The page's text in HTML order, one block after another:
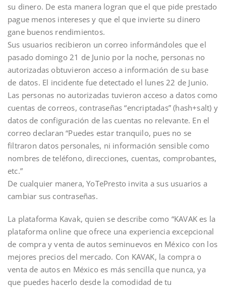
su dinero. De esta manera logran que el que pide prestado
pague menos intereses y que el que invierte su dinero
gane buenos rendimientos.
Sus usuarios recibieron un correo informándoles que el
pasado domingo 21 de Junio por la noche, personas no
autorizadas obtuvieron acceso a información de su base
de datos. El incidente fue detectado el lunes 22 de Junio.
Las personas no autorizadas tuvieron acceso a datos como
cuentas de correos, contraseñas “encriptadas” (hash+salt) y
datos de configuración de las cuentas no relevante. En el
correo declaran “Puedes estar tranquilo, pues no se
filtraron datos personales, ni información sensible como
nombres de teléfono, direcciones, cuentas, comprobantes,
etc.”
De cualquier manera, YoTePresto invita a sus usuarios a
cambiar sus contraseñas.
La plataforma Kavak, quien se describe como “KAVAK es la
plataforma online que ofrece una experiencia excepcional
de compra y venta de autos seminuevos en México con los
mejores precios del mercado. Con KAVAK, la compra o
venta de autos en México es más sencilla que nunca, ya
que puedes hacerlo desde la comodidad de tu